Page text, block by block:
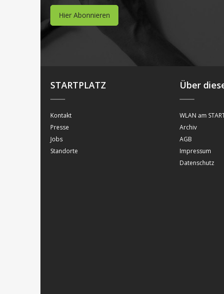
Hier Abonnieren
STARTPLATZ
Kontakt
Presse
Jobs
Standorte
Über
WLAN am
Archiv
AGB
Impressum
Datenschutz